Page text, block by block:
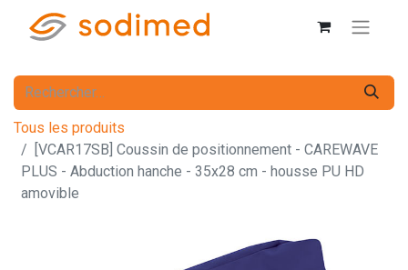
Tous les produits
[VCAR17SB] Coussin de positionnement - CAREWAVE
PLUS - Abduction hanche - 35x28 cm - housse PU HD
amovible